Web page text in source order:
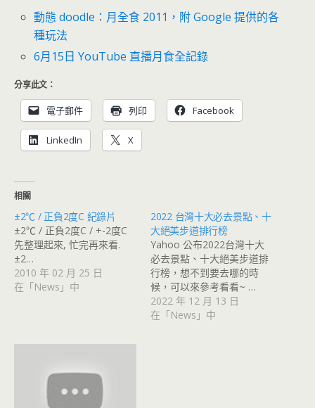
動態 doodle：月全食 2011，附 Google 提供的各
種玩法
6月15日 YouTube 直播月食全記錄
分享此文：
電子郵件 列印 Facebook
LinkedIn X
相關
±2℃ / 正負2度C 紀錄片
±2℃ / 正負2度C / +-2度C
先整理起來, 忙完再來看.
±2…
2010 年 02 月 25 日
在「News」中
2022 台灣十大必去景點、十
大絕美步道排行榜
Yahoo 公布2022台灣十大
必去景點、十大絕美步道排
行榜，想不到要去哪的時
候，可以來參考看看~ …
2022 年 12 月 13 日
在「News」中